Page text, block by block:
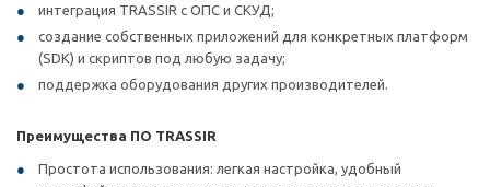
интеграция TRASSIR с ОПС и СКУД;
создание собственных приложений для конкретных платформ
(SDK) и скриптов под любую задачу;
поддержка оборудования других производителей.
Преимущества ПО TRASSIR
Простота использования: легкая настройка, удобный